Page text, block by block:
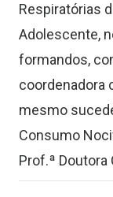
Respiratórias
Adolescente,
formandos,
coordenadora
mesmo
Consumo
Prof.ª Doutora